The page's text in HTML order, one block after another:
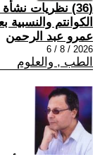
(36) نظريات
الكوانتم والنسبية
عمرو عبد الرحمن
2026 / 8 / 6
الطب , والعلوم